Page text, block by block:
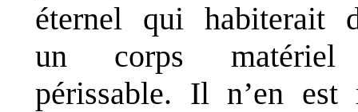
éternel qui habiterait
un corps
périssable. Il n’en est